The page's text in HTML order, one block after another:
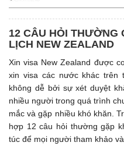
12 CÂU HỎI THƯỜNG
LỊCH NEW ZEALAND
Xin visa New Zealand được
xin visa các nước khác trên
không dễ bởi sự xét duyệt
nhiều người trong quá trình
mắc và gặp nhiều khó khăn.
hợp 12 câu hỏi thường gặp
túc để mọi người tham khảo